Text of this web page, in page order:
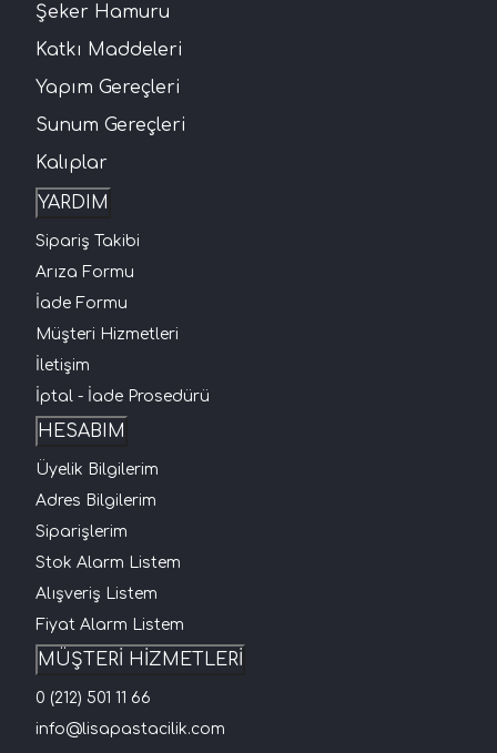
Şeker Hamuru
Katkı Maddeleri
Yapım Gereçleri
Sunum Gereçleri
Kalıplar
YARDIM
Sipariş Takibi
Arıza Formu
İade Formu
Müşteri Hizmetleri
İletişim
İptal - İade Prosedürü
HESABIM
Üyelik Bilgilerim
Adres Bilgilerim
Siparişlerim
Stok Alarm Listem
Alışveriş Listem
Fiyat Alarm Listem
MÜŞTERİ HİZMETLERİ
0 (212) 501 11 66
info@lisapastacilik.com